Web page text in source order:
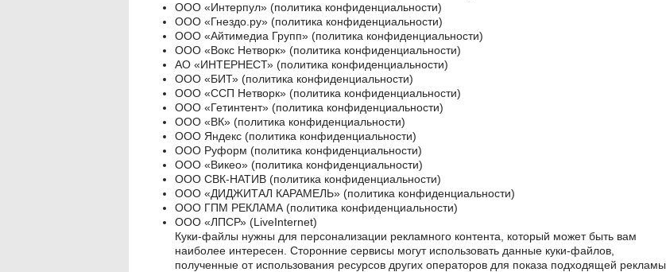
ООО «Интерпул» (политика конфиденциальности)
ООО «Гнездо.ру» (политика конфиденциальности)
ООО «Айтимедиа Групп» (политика конфиденциальности)
ООО «Вокс Нетворк» (политика конфиденциальности)
АО «ИНТЕРНЕСТ» (политика конфиденциальности)
ООО «БИТ» (политика конфиденциальности)
ООО «ССП Нетворк» (политика конфиденциальности)
ООО «Гетинтент» (политика конфиденциальности)
ООО «ВК» (политика конфиденциальности)
ООО Яндекс (политика конфиденциальности)
ООО Руформ (политика конфиденциальности)
ООО «Викео» (политика конфиденциальности)
ООО СВК-НАТИВ (политика конфиденциальности)
ООО «ДИДЖИТАЛ КАРАМЕЛЬ» (политика конфиденциальности)
ООО ГПМ РЕКЛАМА (политика конфиденциальности)
ООО «ЛПСР» (LiveInternet)
Куки-файлы нужны для персонализации рекламного контента, который может быть вам
наиболее интересен. Сторонние сервисы могут использовать данные куки-файлов,
полученные от использования ресурсов других операторов для показа подходящей рекламы